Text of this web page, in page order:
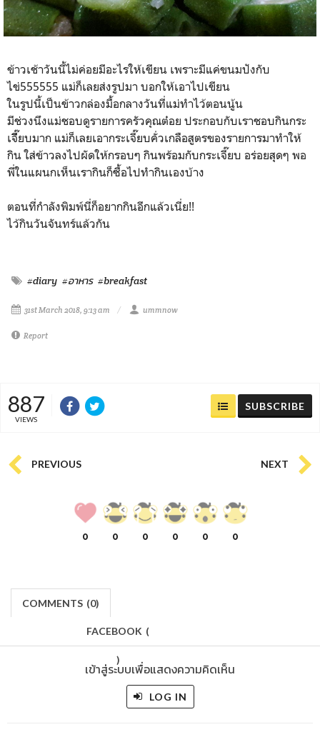
ข้าวเช้าวันนี้ไม่ค่อยมีอะไรให้เขียน เพราะมีแค่ขนมปังกับ
ไข่555555 แม่ก็เลยส่งรูปมา บอกให้เอาไปเขียน
ในรูปนี้เป็นข้าวกล่องมื้อกลางวันที่แม่ทำไว้ตอนนู้น
มีช่วงนึงแม่ชอบดูรายการครัวคุณต๋อย ประกอบกับเราชอบกินกระ
เจีี๊ยบมาก แม่ก็เลยเอากระเจี๊ยบคั่วเกลือสูตรของรายการมาทำให้
กิน ใส่ข้าวลงไปผัดให้กรอบๆ กินพร้อมกับกระเจี๊ยบ อร่อยสุดๆ พอ
พี่ในแผนกเห็นเรากินก็ซื้อไปทำกินเองบ้าง
ตอนที่กำลังพิมพ์นี่ก็อยากกินอีกแล้วเนี่ย!!
ไว้กินวันจันทร์แล้วกัน
#diary #อาหาร #breakfast
31st March 2018, 9:13 am ummnow
Report
887
VIEWS
SUBSCRIBE
PREVIOUS NEXT
0 0 0 0 0 0
COMMENTS (0)
FACEBOOK (
)
เข้าสู่ระบบเพื่อแสดงความคิดเห็น
LOG IN